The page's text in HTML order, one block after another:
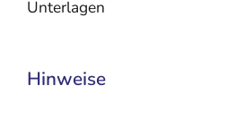
Unterlagen
Hinweise